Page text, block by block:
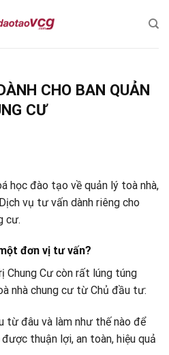
CHO BAN QUẢN
CƯ
học đào tạo về quản lý toà nhà,
vụ tư vấn dành riêng cho
cư.
đơn vị tư vấn?
Chung Cư còn rất lúng túng
nhà chung cư từ Chủ đầu tư:
từ đâu và làm như thế nào để
thuận lợi, an toàn, hiệu quả